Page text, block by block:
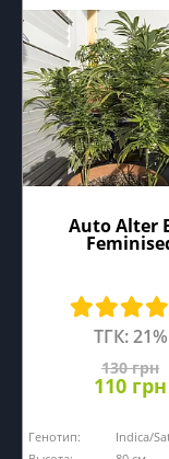
Auto Alter
ТГК: 21%
130 грн
110 грн
Генотип:
Indica/